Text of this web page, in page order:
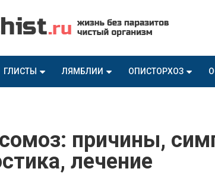
ГЛИСТЫ ЛЯМБЛИИ ОПИСТОРХОЗ
причины,
лечение